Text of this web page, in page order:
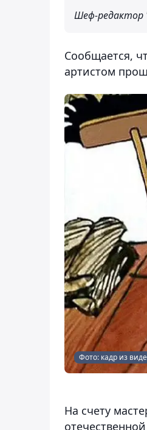
Шеф-редактор
Сообщается,
артистом
Фото: кадр из
На счету